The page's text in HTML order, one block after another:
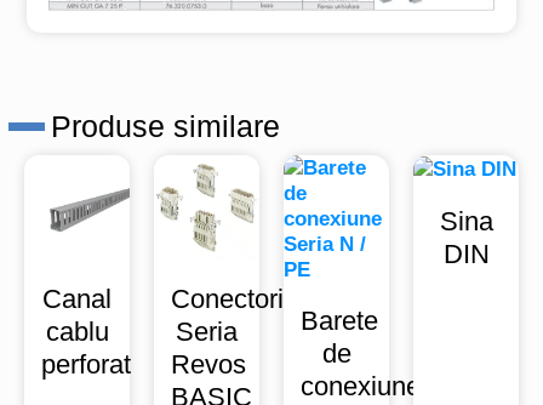
Produse similare
Canal
cablu
perforat
Conectori
Seria
Revos
BASIC
Barete
de
conexiune
Sina
DIN